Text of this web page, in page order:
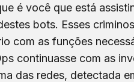
é você que está
bots. Esses
com as funções
continuasse com as
das redes, detectada